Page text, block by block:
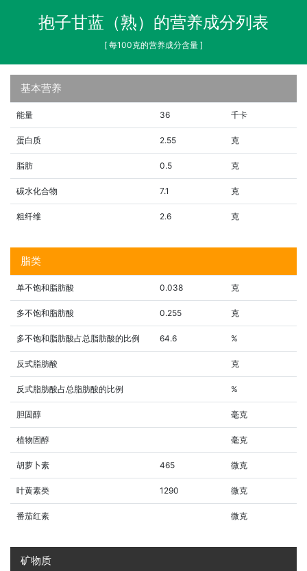
抱子甘蓝（熟）的营养成分列表
[ 每100克的营养成分含量 ]
基本营养
能量 36 千卡
蛋白质 2.55 克
脂肪 0.5 克
碳水化合物 7.1 克
粗纤维 2.6 克
脂类
单不饱和脂肪酸 0.038 克
多不饱和脂肪酸 0.255 克
多不饱和脂肪酸占总脂肪酸的比例 64.6 %
反式脂肪酸 克
反式脂肪酸占总脂肪酸的比例 %
胆固醇 毫克
植物固醇 毫克
胡萝卜素 465 微克
叶黄素类 1290 微克
番茄红素 微克
矿物质